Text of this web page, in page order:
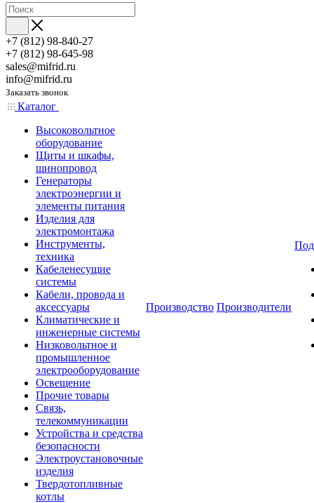
+7 (812) 98-840-27
+7 (812) 98-645-98
sales@mifrid.ru
info@mifrid.ru
Заказать звонок
Каталог
Высоковольтное
оборудование
Щиты и шкафы,
шинопровод
Генераторы
электроэнергии и
элементы питания
Изделия для
электромонтажа
Инструменты,
техника
Кабеленесущие
системы
Кабели, провода и
аксессуары
Климатические и
инженерные системы
Низковольтное и
промышленное
электрооборудование
Освещение
Прочие товары
Связь,
телекоммуникации
Устройства и средства
безопасности
Электроустановочные
изделия
Твердотопливные
котлы
Производство Производители